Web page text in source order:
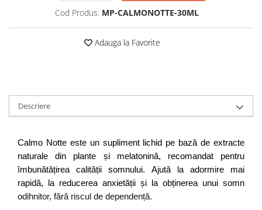
Cod Produs: MP-CALMONOTTE-30ML
Adauga la Favorite
Descriere
Calmo Notte este un supliment lichid pe bază de extracte
naturale din plante și melatonină, recomandat pentru
îmbunătățirea calității somnului. Ajută la adormire mai
rapidă, la reducerea anxietății și la obținerea unui somn
odihnitor, fără riscul de dependență.